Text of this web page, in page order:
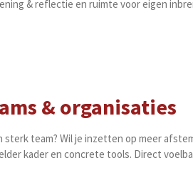
& reflectie en ruimte voor eigen
& organisaties
sterk team? Wil je inzetten op meer
kader en concrete tools. Direct